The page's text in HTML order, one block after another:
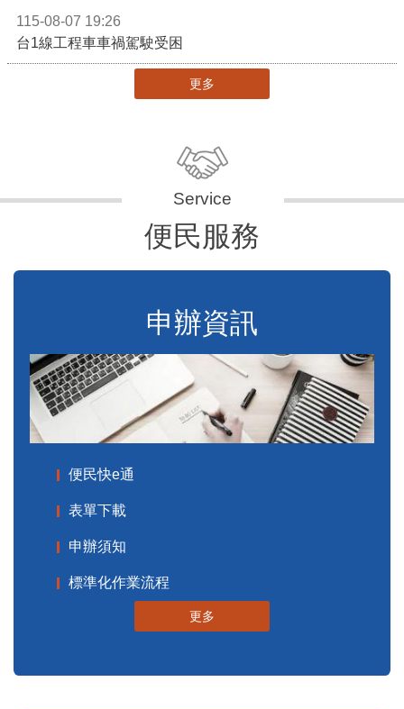
115-08-07 19:26
台1線工程車車禍駕駛受困
更多
便民服務
申辦資訊
便民快e通
表單下載
申辦須知
標準化作業流程
更多